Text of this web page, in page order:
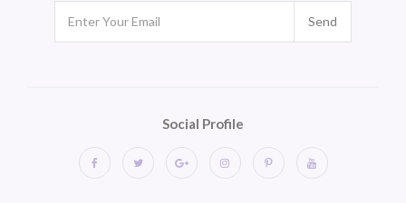
Send
Social Profile